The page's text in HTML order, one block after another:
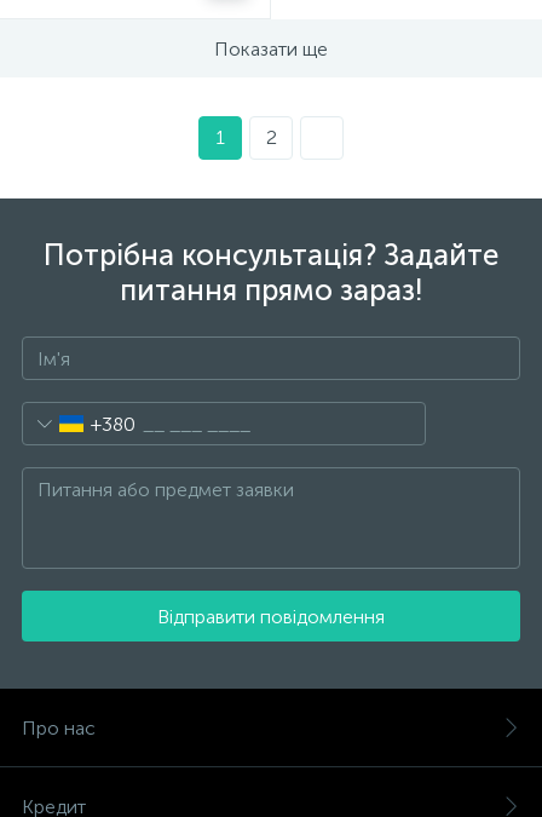
Показати ще
1 2
Потрібна консультація? Задайте
питання прямо зараз!
+380
Відправити повідомлення
Про нас
Кредит